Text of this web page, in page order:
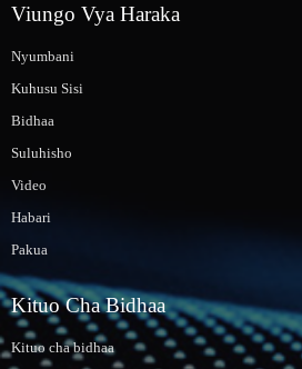
Viungo Vya Haraka
Nyumbani
Kuhusu Sisi
Bidhaa
Suluhisho
Video
Habari
Pakua
Kituo Cha Bidhaa
Kituo cha bidhaa